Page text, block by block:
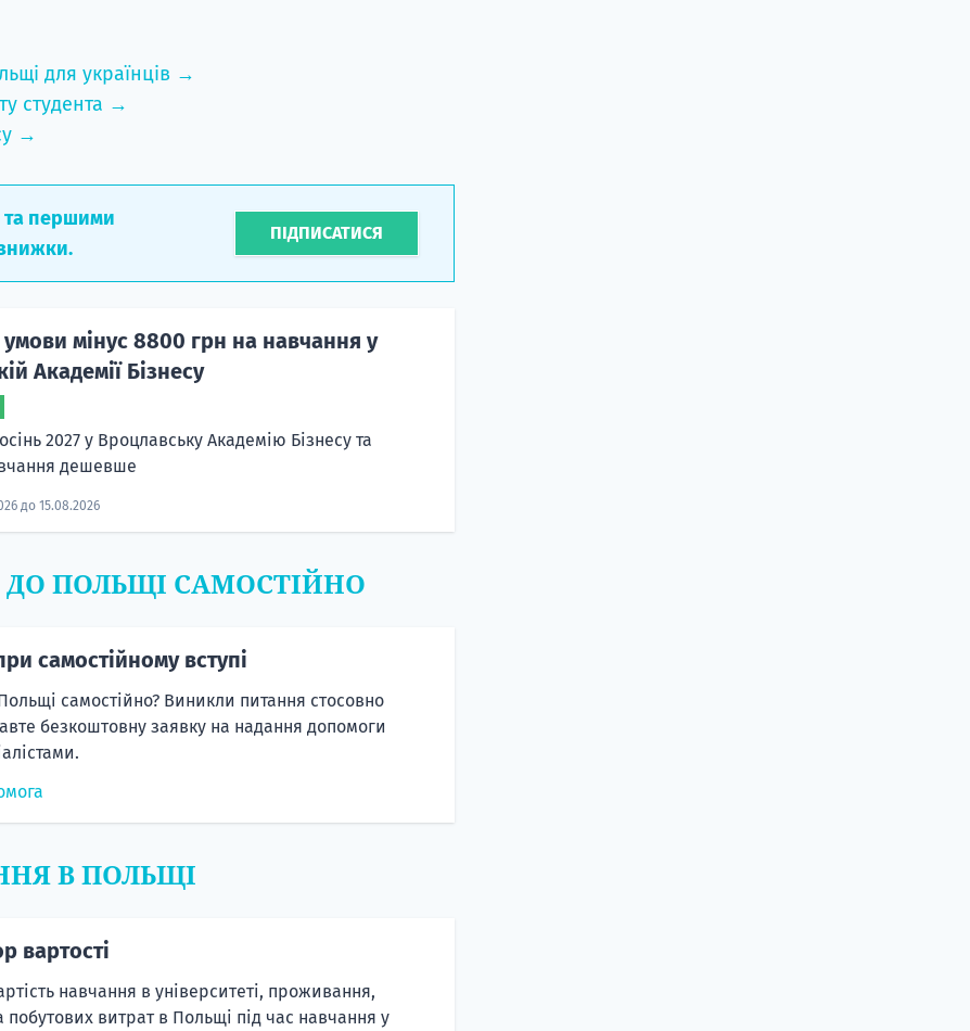
для українців →
студента →
→
та першими
знижки.
ПІДПИСАТИСЯ
умови мінус 8800 грн на навчання у
Академії Бізнесу
2027 у Вроцлавську Академію Бізнесу та
дешевше
до 15.08.2026
ПОЛЬЩІ САМОСТІЙНО
самостійному вступі
самостійно? Виникли питання стосовно
безкоштовну заявку на надання допомоги
В ПОЛЬЩІ
вартості
навчання в університеті, проживання,
побутових витрат в Польщі під час навчання у